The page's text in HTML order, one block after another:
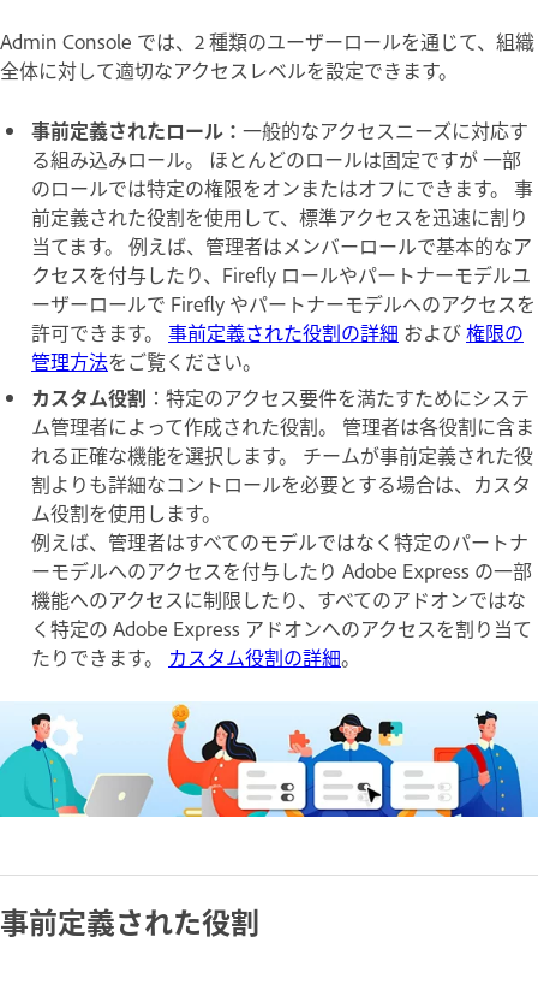
Admin Console では、2 種類のユーザーロールを通じて、組織
全体に対して適切なアクセスレベルを設定できます。
事前定義されたロール： 一般的なアクセスニーズに対応す
る組み込みロール。 ほとんどのロールは固定ですが 一部
のロールでは特定の権限をオンまたはオフにできます。 事
前定義された役割を使用して、標準アクセスを迅速に割り
当てます。 例えば、管理者はメンバーロールで基本的なア
クセスを付与したり、Firefly ロールやパートナーモデルユ
ーザーロールで Firefly やパートナーモデルへのアクセスを
許可できます。 事前定義された役割の詳細 および権限の
管理方法をご覧ください。
カスタム役割 ：特定のアクセス要件を満たすためにシステ
ム管理者によって作成された役割。 管理者は各役割に含ま
れる正確な機能を選択します。 チームが事前定義された役
割よりも詳細なコントロールを必要とする場合は、カスタ
ム役割を使用します。
例えば、管理者はすべてのモデルではなく特定のパートナ
ーモデルへのアクセスを付与したり Adobe Express の一部
機能へのアクセスに制限したり、すべてのアドオンではな
く特定の Adobe Express アドオンへのアクセスを割り当て
たりできます。 カスタム役割の詳細。
事前定義された役割